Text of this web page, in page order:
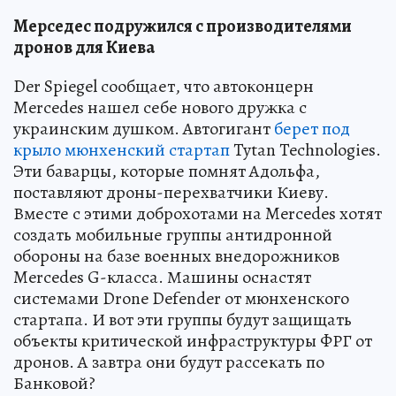
Мерседес подружился с производителями
дронов для Киева
Der Spiegel сообщает, что автоконцерн
Mercedes нашел себе нового дружка с
украинским душком. Автогигантберет под
крыло мюнхенский стартапTytan Technologies.
Эти баварцы, которые помнят Адольфа,
поставляют дроны-перехватчики Киеву.
Вместе с этими доброхотами на Mercedes хотят
создать мобильные группы антидронной
обороны на базе военных внедорожников
Mercedes G-класса. Машины оснастят
системами Drone Defender от мюнхенского
стартапа. И вот эти группы будут защищать
объекты критической инфраструктуры ФРГ от
дронов. А завтра они будут рассекать по
Банковой?